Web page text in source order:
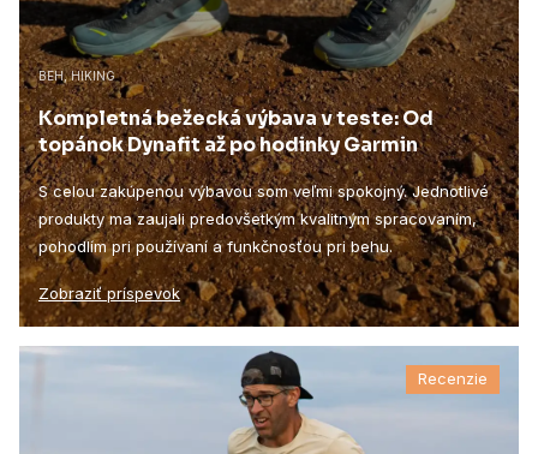
BEH, HIKING
Kompletná bežecká výbava v teste: Od
topánok Dynafit až po hodinky Garmin
S celou zakúpenou výbavou som veľmi spokojný. Jednotlivé
produkty ma zaujali predovšetkým kvalitným spracovaním,
pohodlím pri používaní a funkčnosťou pri behu.
Zobraziť príspevok
Recenzie